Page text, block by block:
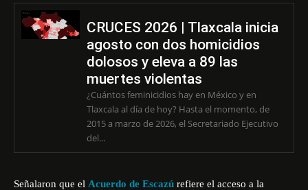
CRUCES 2026 | Tlaxcala inicia
agosto con dos homicidios
dolosos y eleva a 89 las
muertes violentas
¿Cuántos feminicidios hay en México y en
Tlaxcala al día de hoy? Hasta el momento, de
2015 a marzo de 2026, el Secretariado Ejecutivo
del...
Señalaron que el Acuerdo de Escazú refiere el acceso a la